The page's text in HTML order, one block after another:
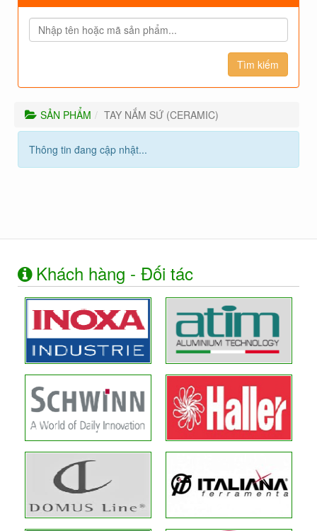
SẢN PHẨM TAY NẮM SỨ (CERAMIC)
Thông tin đang cập nhật...
Khách hàng - Đối tác